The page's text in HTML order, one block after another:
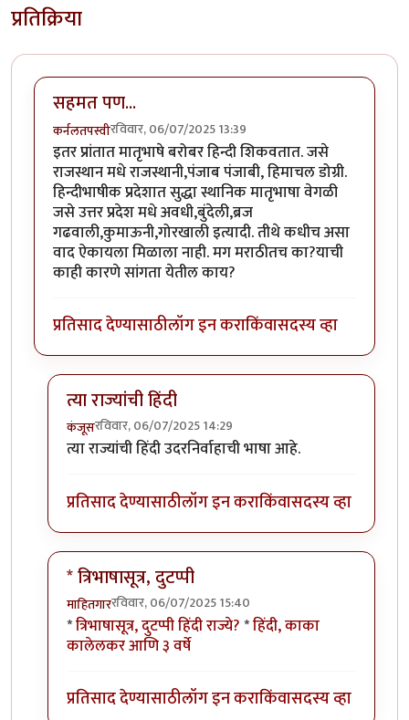
प्रतिक्रिया
सहमत पण...
कर्नलतपस्वीरविवार, 06/07/2025 13:39
इतर प्रांतात मातृभाषे बरोबर हिन्दी शिकवतात. जसे
राजस्थान मधे राजस्थानी,पंजाब पंजाबी, हिमाचल डोग्री.
हिन्दीभाषीक प्रदेशात सुद्धा स्थानिक मातृभाषा वेगळी
जसे उत्तर प्रदेश मधे अवधी,बुंदेली,ब्रज
गढवाली,कुमाऊनी,गोरखाली इत्यादी. तीथे कधीच असा
वाद ऐकायला मिळाला नाही. मग मराठीतच का?याची
काही कारणे सांगता येतील काय?
प्रतिसाद देण्यासाठीलॉग इन कराकिंवासदस्य व्हा
त्या राज्यांची हिंदी
कंजूसरविवार, 06/07/2025 14:29
In reply toसहमत पण...byकर्नलतपस्वी
त्या राज्यांची हिंदी उदरनिर्वाहाची भाषा आहे.
प्रतिसाद देण्यासाठीलॉग इन कराकिंवासदस्य व्हा
* त्रिभाषासूत्र, दुटप्पी
माहितगाररविवार, 06/07/2025 15:40
In reply toसहमत पण...byकर्नलतपस्वी
*त्रिभाषासूत्र, दुटप्पी हिंदी राज्ये?*हिंदी, काका
कालेलकर आणि ३ वर्षे
प्रतिसाद देण्यासाठीलॉग इन कराकिंवासदस्य व्हा